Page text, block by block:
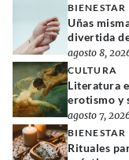
BIENESTAR
Uñas
divertida
agosto 8,
CULTURA
Literatura
erotismo y
agosto 7,
BIENESTAR
Rituales